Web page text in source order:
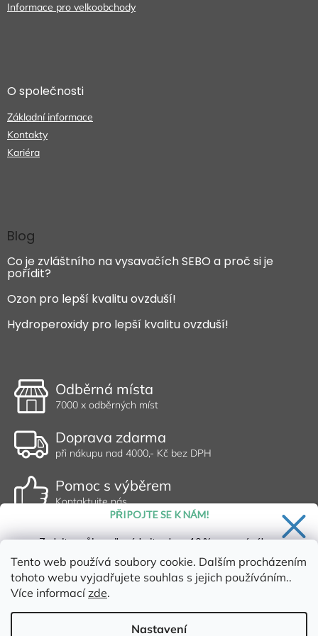
Tento web používá soubory cookie. Dalším procházením
tohoto webu vyjadřujete souhlas s jejich používáním..
Více informacízde.
Nastavení
Informace pro velkoobchody
O společnosti
Základní informace
Kontakty
Kariéra
Blog
Co je zvláštního na vysavačích SEBO a proč si je
pořídit?
Ozon pro lepší kvalitu ovzduší!
Hydroperoxidy pro lepší kvalitu ovzduší!
Odběrná místa
7000 x odběrných míst
Doprava zdarma
při nákupu nad 4000,- Kč bez DPH
Pomoc s výběrem
Kontaktujte nás
Vytvořil Shoptet
PŘIPOJTE SE K NÁM!
Zadejte svůj email a získejte slevu 10 % na první nákup.